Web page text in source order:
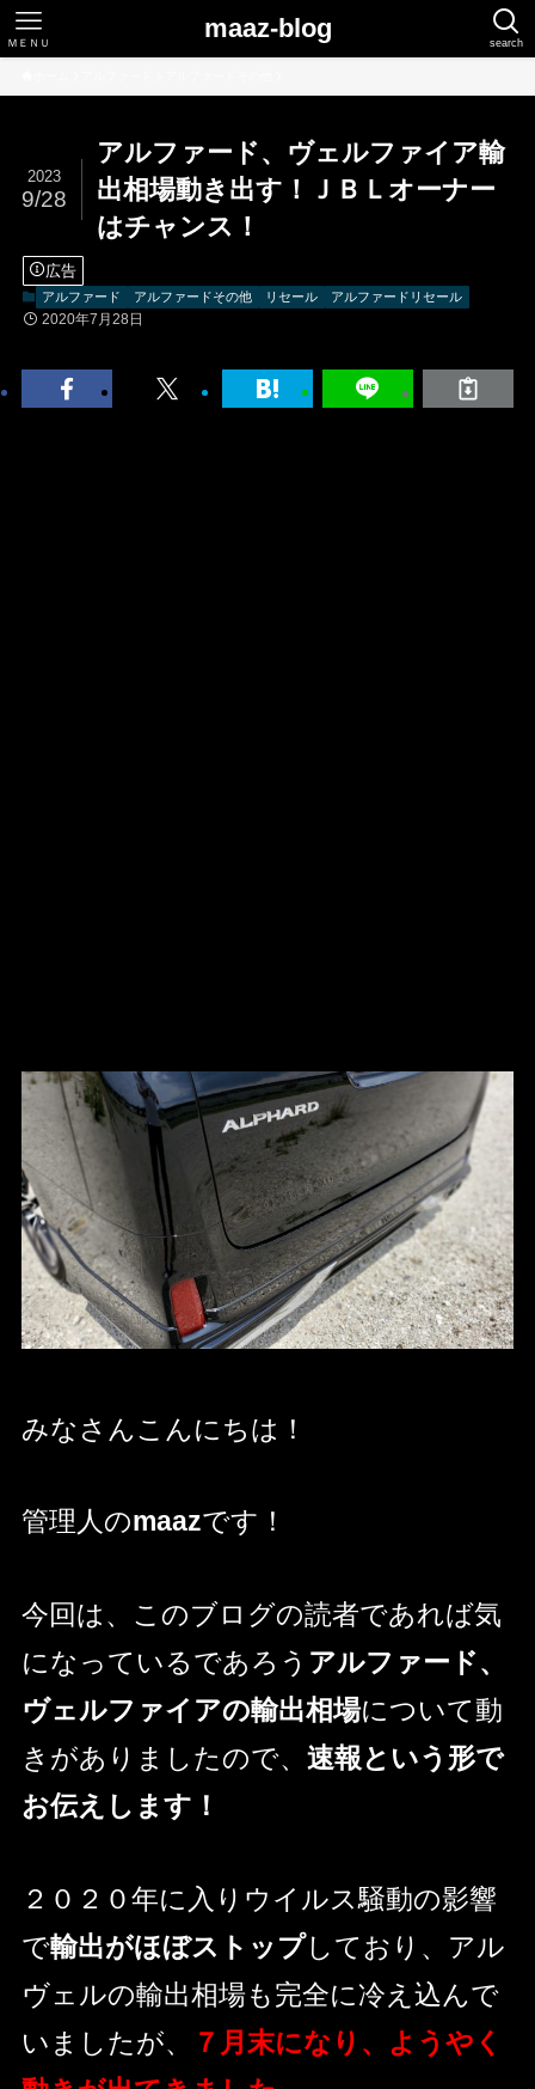
maaz-blog search
ＭＥＮＵ
アルファード、ヴェルファイア輸
出相場動き出す！ＪＢＬオーナー
はチャンス！
2023
9/28
広告
アルファード アルファードその他 リセール アルファードリセール
2020年7月28日
みなさんこんにちは！
管理人のmaazです！
今回は、このブログの読者であれば気
になっているであろう アルファード、
ヴェルファイアの輸出相場について動
きがありましたので、 速報という形で
お伝えします！
２０２０年に入りウイルス騒動の影響
で輸出がほぼストップしており、アル
ヴェルの輸出相場も完全に冷え込んで
いましたが、
７月末になり、ようやく